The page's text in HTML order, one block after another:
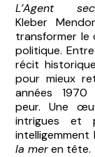
L’Agent
Kleber
transformer le
politique.
récit
pour mieux
années
peur. Une
intrigues et
la meren tête.